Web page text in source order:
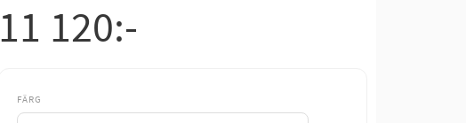
11 120:-
FÄRG